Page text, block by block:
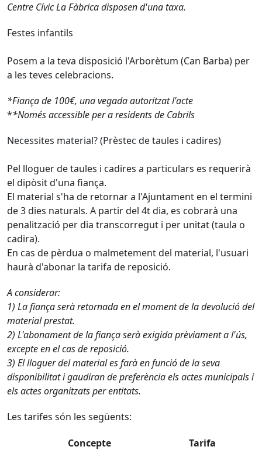
Centre Cívic La Fàbrica disposen d'una taxa.
Festes infantils
Posem a la teva disposició l'Arborètum (Can Barba) per
a les teves celebracions.
*Fiança de 100€, una vegada autoritzat l'acte
**Només accessible per a residents de Cabrils
Necessites material? (Prèstec de taules i cadires)
Pel lloguer de taules i cadires a particulars es requerirà
el dipòsit d'una fiança.
El material s'ha de retornar a l'Ajuntament en el termini
de 3 dies naturals. A partir del 4t dia, es cobrarà una
penalització per dia transcorregut i per unitat (taula o
cadira).
En cas de pèrdua o malmetement del material, l'usuari
haurà d'abonar la tarifa de reposició.
A considerar:
1) La fiança serà retornada en el moment de la devolució del
material prestat.
2) L'abonament de la fiança serà exigida prèviament a l'ús,
excepte en el cas de reposició.
3) El lloguer del material es farà en funció de la seva
disponibilitat i gaudiran de preferència els actes municipals i
els actes organitzats per entitats.
Les tarifes són les següents:
Concepte
Tarifa